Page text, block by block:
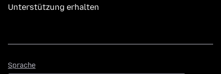
Unterstützung erhalten
Sprache